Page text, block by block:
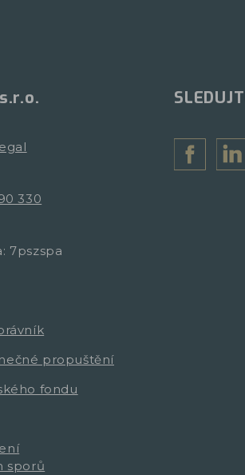
330
7pszspa
propuštění
fondu
sporů